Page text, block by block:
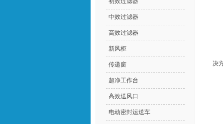
决
中效过滤器
高效过滤器
新风柜
传递窗
超净工作台
高效送风口
电动密封运送车